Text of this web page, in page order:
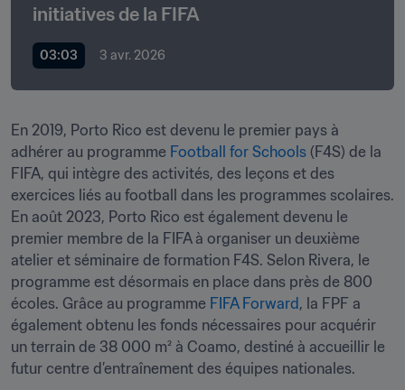
initiatives de la FIFA
03:03 3 avr. 2026
En 2019, Porto Rico est devenu le premier pays à
adhérer au programme Football for Schools (F4S) de la
FIFA, qui intègre des activités, des leçons et des
exercices liés au football dans les programmes scolaires.
En août 2023, Porto Rico est également devenu le
premier membre de la FIFA à organiser un deuxième
atelier et séminaire de formation F4S. Selon Rivera, le
programme est désormais en place dans près de 800
écoles. Grâce au programme FIFA Forward , la FPF a
également obtenu les fonds nécessaires pour acquérir
un terrain de 38 000 m² à Coamo, destiné à accueillir le
futur centre d’entraînement des équipes nationales.